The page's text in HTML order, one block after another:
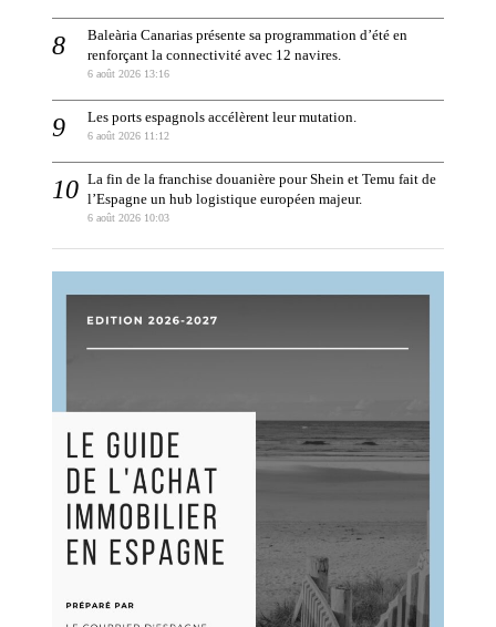
Baleària Canarias présente sa programmation d’été en
renforçant la connectivité avec 12 navires.
6 août 2026 13:16
Les ports espagnols accélèrent leur mutation.
6 août 2026 11:12
La fin de la franchise douanière pour Shein et Temu fait de
l’Espagne un hub logistique européen majeur.
6 août 2026 10:03